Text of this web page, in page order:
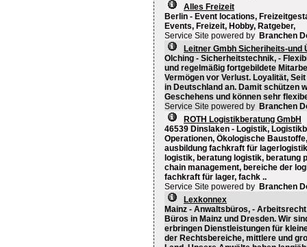
Alles Freizeit
Berlin - Event locations,
Events, Freizeit, Hobby, Ratgeber,
Service Site powered by Branchen
Leitner Gmbh Sicheriheits-und
Olching - Sicherheitstechnik, -
und regelmäßig fortgebildete
Vermögen vor Verlust. Loyalität,
in Deutschland an. Damit schützen
Geschehens und können sehr
Service Site powered by Branchen
ROTH Logistikberatung GmbH
46539 Dinslaken - Logistik,
Operationen, Ökologische
ausbildung fachkraft für
logistik, beratung logistik, beratung
chain management, bereiche der
fachkraft für lager, fachk ..
Service Site powered by Branchen
Lexkonnex
Mainz - Anwaltsbüros, -
Büros in Mainz und Dresden. Wir
erbringen Dienstleistungen für
der Rechtsbereiche, mittlere und